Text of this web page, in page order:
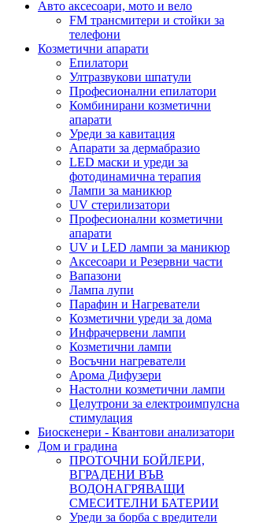
Авто аксесоари, мото и вело
FM трансмитери и стойки за
телефони
Козметични апарати
Епилатори
Ултразвукови шпатули
Професионални епилатори
Комбинирани козметични
апарати
Уреди за кавитация
Апарати за дермабразио
LED маски и уреди за
фотодинамична терапия
Лампи за маникюр
UV стерилизатори
Професионални козметични
апарати
UV и LED лампи за маникюр
Аксесоари и Резервни части
Вапазони
Лампа лупи
Парафин и Нагреватели
Козметични уреди за дома
Инфрачервени лампи
Козметични лампи
Восъчни нагреватели
Арома Дифузери
Настолни козметични лампи
Целутрони за електроимпулсна
стимулация
Биоскенери - Квантови анализатори
Дом и градина
ПРОТОЧНИ БОЙЛЕРИ,
ВГРАДЕНИ ВЪВ
ВОДОНАГРЯВАЩИ
СМЕСИТЕЛНИ БАТЕРИИ
Уреди за борба с вредители